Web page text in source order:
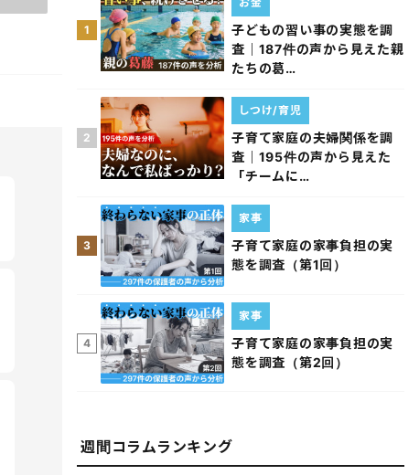
1
子どもの習い事の実態を調
査｜187件の声から見えた親
たちの葛…
2
子育て家庭の夫婦関係を調
査｜195件の声から見えた
「チームに…
しつけ/育児
3
子育て家庭の家事負担の実
態を調査（第1回）
家事
4
子育て家庭の家事負担の実
態を調査（第2回）
家事
週間コラムランキング